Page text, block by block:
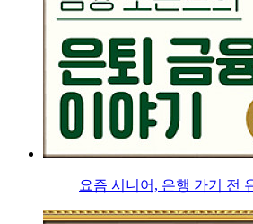
요즘 시니어, 은행 가기 전